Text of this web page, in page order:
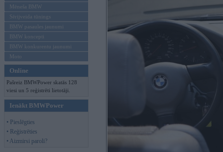
Mēneša BMW
Sērijveida tūnings
BMW pasaules jaunumi
BMW koncepti
BMW konkurentu jaunumi
Moto
Online
Pašreiz BMWPower skatās 128
viesi un 5 reģistrēti lietotāji.
Ienākt BMWPower
• Pieslēgties
• Reģistrēties
• Aizmirsi paroli?